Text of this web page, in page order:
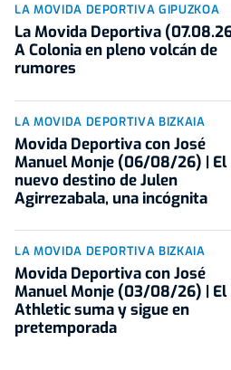
LA MOVIDA DEPORTIVA GIPUZKOA
La Movida Deportiva
A Colonia en pleno volcán de
rumores
LA MOVIDA DEPORTIVA BIZKAIA
Movida Deportiva con José
Manuel Monje (06/08/26) | El
nuevo destino de Julen
Agirrezabala, una incógnita
LA MOVIDA DEPORTIVA BIZKAIA
Movida Deportiva con José
Manuel Monje (03/08/26) | El
Athletic suma y sigue en
pretemporada